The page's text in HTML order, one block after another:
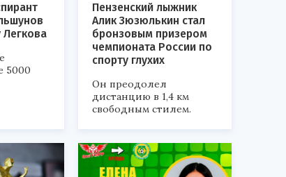
Легкова
5000
Пензенский лыжник
Алик Зюзюлькин стал
бронзовым призером
чемпионата России по
спорту глухих
Он преодолел
дистанцию в 1,4 км
свободным стилем.